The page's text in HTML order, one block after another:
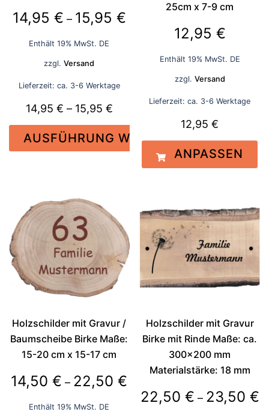
14,95 € – 15,95 €Preisspanne:
Enthält 19% MwSt. DE
zzgl.Versand
Lieferzeit: ca. 3-6 Werktage
14,95 € – 15,95 €Preisspanne:
14,95 €
bis
AUSFÜHRUNG WÄHLEN
weist
mehrere
Varianten
auf.
Die
Optionen
können
der
Produktseite
gewählt
25cm x 7-9 cm
12,95 €
Enthält 19% MwSt. DE
zzgl. Versand
Lieferzeit: ca. 3-6 Werktage
12,95€
ANPASSEN
Holzschilder mit Gravur /
Baumscheibe Birke Maße:
15-20 cm x 15-17 cm
14,50€ – 22,50€ Preisspanne:
14,50 €
Enthält 19% MwSt. DE
Holzschilder mit Gravur
Birke mit Rinde Maße: ca.
300×200 mm
Materialstärke: 18 mm
22,50 € – 23,50 €